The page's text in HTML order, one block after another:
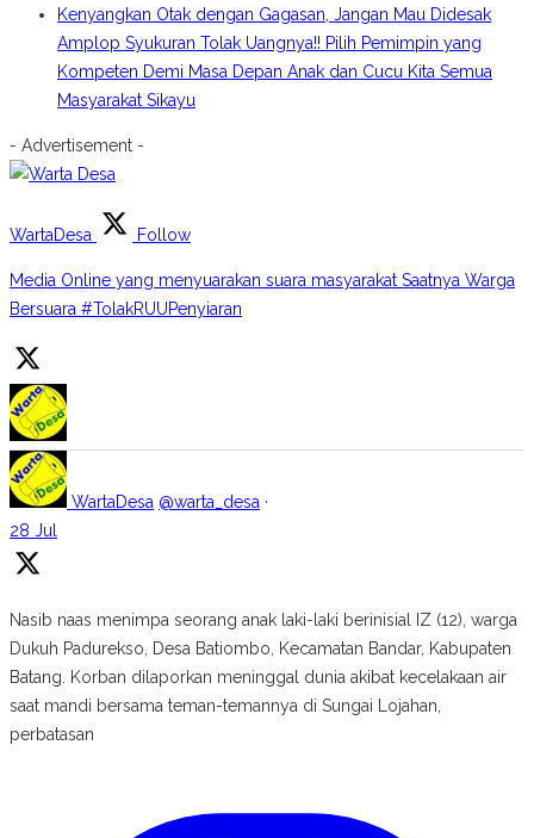
Kenyangkan Otak dengan Gagasan, Jangan Mau Didesak
Amplop Syukuran Tolak Uangnya!! Pilih Pemimpin yang
Kompeten Demi Masa Depan Anak dan Cucu Kita Semua
Masyarakat Sikayu
- Advertisement -
WartaDesa Follow
Media Online yang menyuarakan suara masyarakat Saatnya Warga
Bersuara #TolakRUUPenyiaran
WartaDesa @warta_desa ·
28 Jul
Nasib naas menimpa seorang anak laki-laki berinisial IZ (12), warga
Dukuh Padurekso, Desa Batiombo, Kecamatan Bandar, Kabupaten
Batang. Korban dilaporkan meninggal dunia akibat kecelakaan air
saat mandi bersama teman-temannya di Sungai Lojahan,
perbatasan